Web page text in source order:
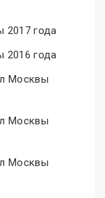
2017 года
2016 года
Москвы
Москвы
Москвы